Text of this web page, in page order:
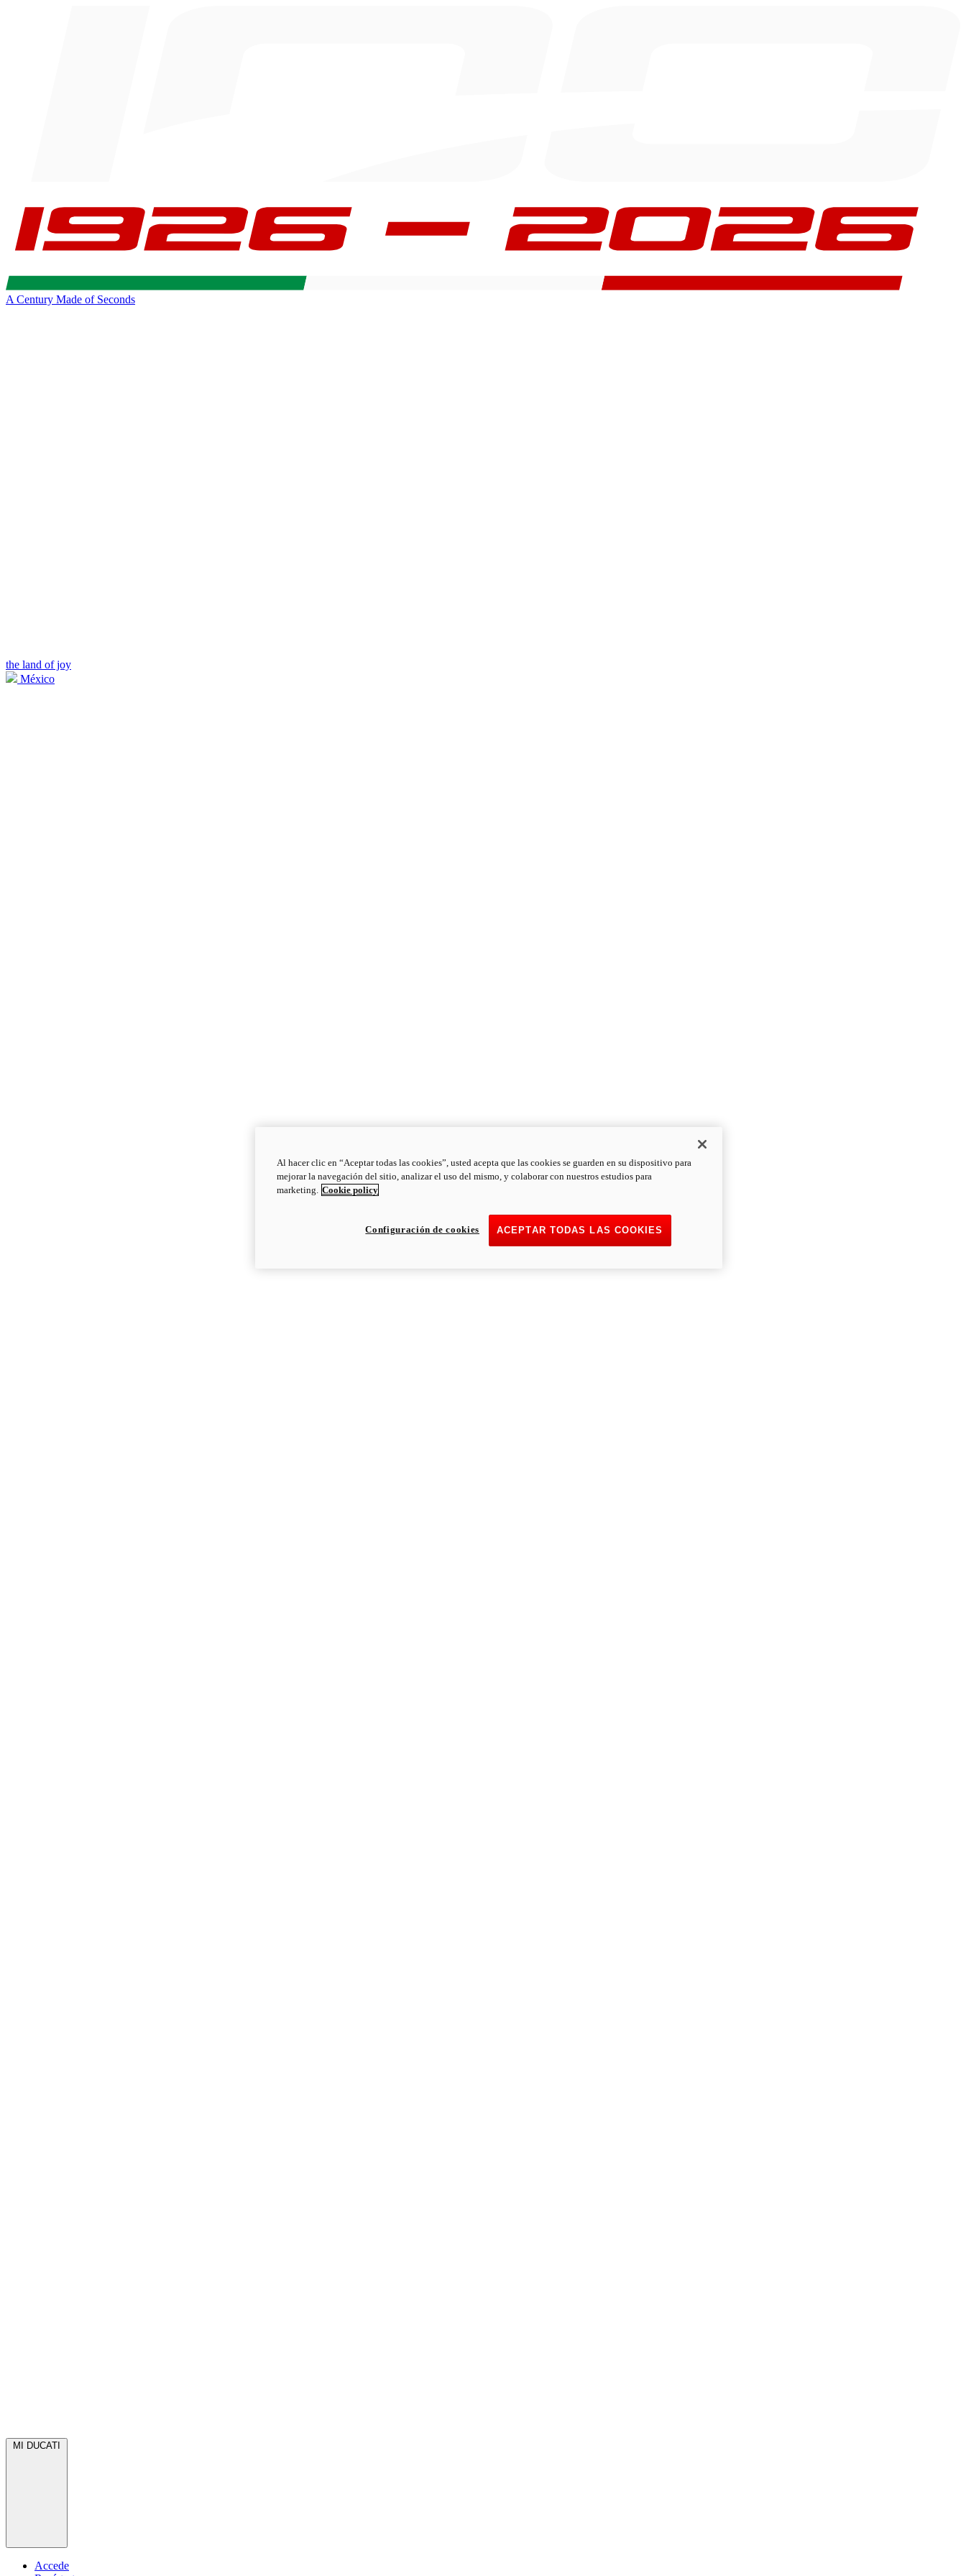
A Century Made of Seconds
the land of joy
México
MI DUCATI
Accede
Al hacer clic en “Aceptar todas las cookies”, usted acepta que las cookies se guarden en su dispositivo para
mejorar la navegación del sitio, analizar el uso del mismo, y colaborar con nuestros estudios para
marketing. Cookie policy
ACEPTAR TODAS LAS COOKIES
Configuración de cookies